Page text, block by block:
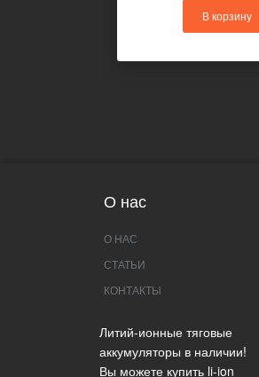
В корзину
О нас
О НАС
СТАТЬИ
КОНТАКТЫ
Литий-ионные тяговые
аккумуляторы в наличии!
Вы можете купить li-ion